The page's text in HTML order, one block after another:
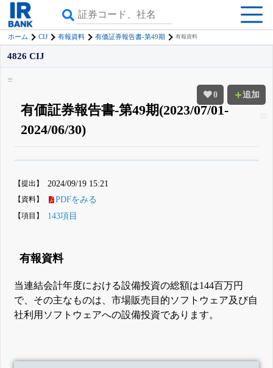
ホーム CIJ 有報資料 有価証券報告書-第49期 有報資料
0 追加
4826 CIJ
有価証券報告書-第49期(2023/07/01-
2024/06/30)
詳しく見られる無料でβ版をはじめる
登録すると永久30%OFFと米株版の先行利用も付きます
【提出】 2024/09/19 15:21
【資料】 PDFをみる
【項目】 143項目
有報資料
当連結会計年度における設備投資の総額は144百万円
で、その主なものは、市場販売目的ソフトウェア及び自
社利用ソフトウェアへの設備投資であります。